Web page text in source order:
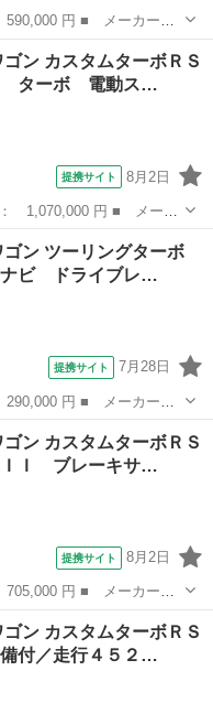
ン ■ グレード名： カ
ＴＣ 両側スライド・片
ン カスタムターボＲＳ
ターボ 電動ス…
提携サイト 8月2日
ゴン ■ グレード名：
ーボ 電動スライドド
ゴン ツーリングターボ
ビ ドライブレ…
提携サイト 7月28日
ン ■ グレード名： ツ
ドライブレコーダー キ
ン カスタムターボＲＳ
Ｉ ブレーキサ…
提携サイト 8月2日
ン ■ グレード名： カ
ブレーキサポート 後
ン カスタムターボＲＳ
付／走行４５２…